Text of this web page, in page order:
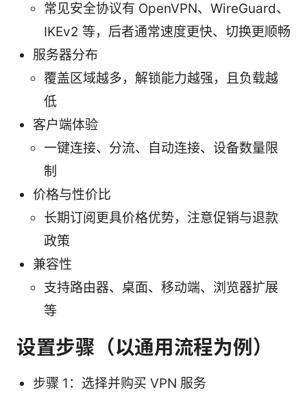
常见安全协议有 OpenVPN、WireGuard、
IKEv2 等，后者通常速度更快、切换更顺畅
服务器分布
覆盖区域越多，解锁能力越强，且负载越
低
客户端体验
一键连接、分流、自动连接、设备数量限
制
价格与性价比
长期订阅更具价格优势，注意促销与退款
政策
兼容性
支持路由器、桌面、移动端、浏览器扩展
等
设置步骤（以通用流程为例）
步骤 1：选择并购买 VPN 服务